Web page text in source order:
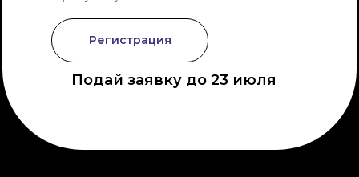
Регистрация
Подай заявку до 23 июля